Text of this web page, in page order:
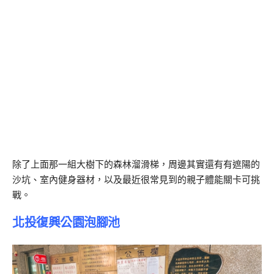
除了上面那一組大樹下的森林溜滑梯，周邊其實還有有遮陽的
沙坑、室內健身器材，以及最近很常見到的親子體能關卡可挑
戰。
北投復興公園泡腳池